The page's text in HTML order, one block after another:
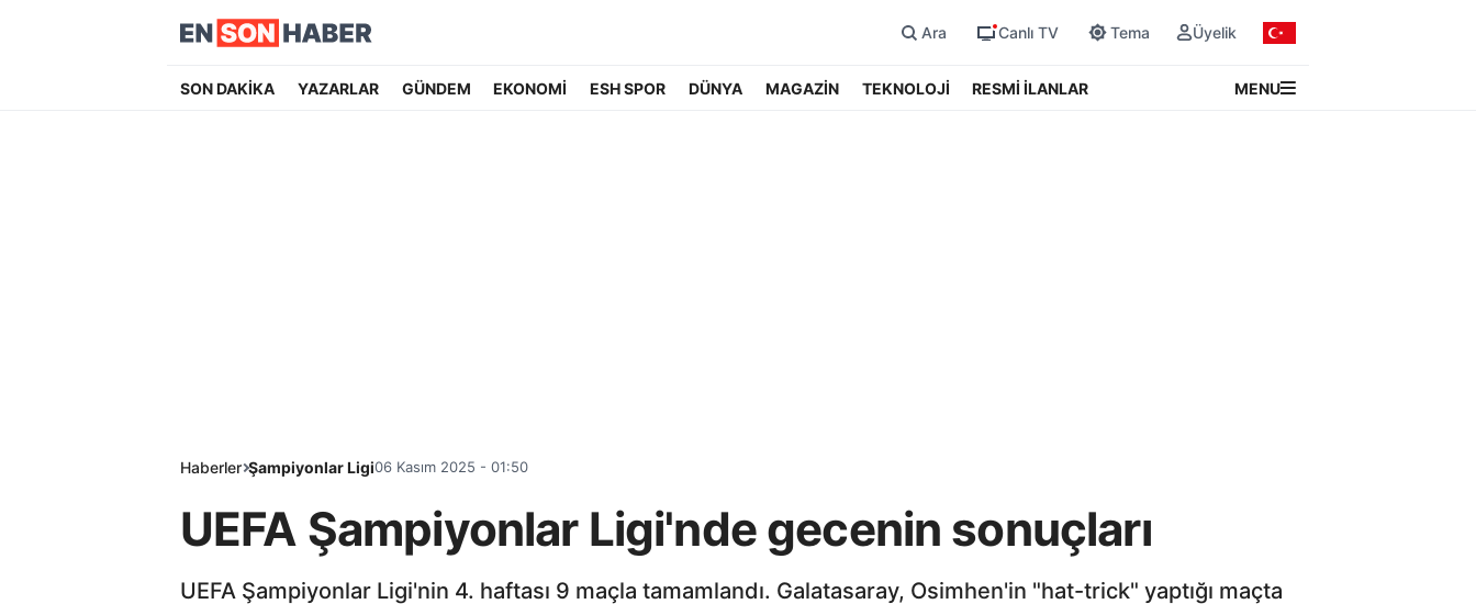
Ara Canlı TV Tema Üyelik
SON DAKİKA YAZARLAR GÜNDEM EKONOMİ ESH SPOR DÜNYA MAGAZİN TEKNOLOJİ RESMİ İLANLAR MENU
Haberler Şampiyonlar Ligi06 Kasım 2025 - 01:50
UEFA Şampiyonlar Ligi'nde gecenin sonuçları
UEFA Şampiyonlar Ligi'nin 4. haftası 9 maçla tamamlandı. Galatasaray, Osimhen'in "hat-trick" yaptığı maçta